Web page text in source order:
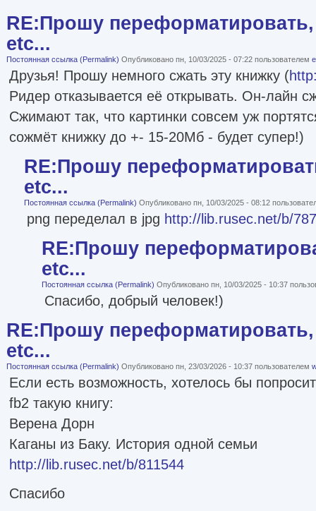
RE:Прошу переформатировать,
etc...
Постоянная ссылка (Permalink) Опубликовано пн, 10/03/2025 - 07:22 пользователем
Друзья! Прошу немного сжать эту книжку (
Ридер отказывается её открывать. Он-лайн
Сжимают так, что картинки совсем уж
сожмёт книжку до +- 15-20Мб - будет супер!)
RE:Прошу
etc...
Постоянная ссылка (Permalink) Опубликовано пн, 10/03/2025 - 08:12
png переделал в jpg http://lib.rusec.net/b/
RE:Прошу
etc...
Постоянная ссылка (Permalink) Опубликовано пн, 10/03/2025 - 10:37
Спасибо, добрый человек!)
RE:Прошу переформатировать,
etc...
Постоянная ссылка (Permalink) Опубликовано пн, 23/03/2026 - 10:37 пользователем
Если есть возможность, хотелось бы
fb2 такую книгу:
Верена Дорн
Каганы из Баку. История одной семьи
http://lib.rusec.net/b/811544
Спасибо